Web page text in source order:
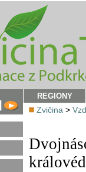
REGIONY
Zvičina >